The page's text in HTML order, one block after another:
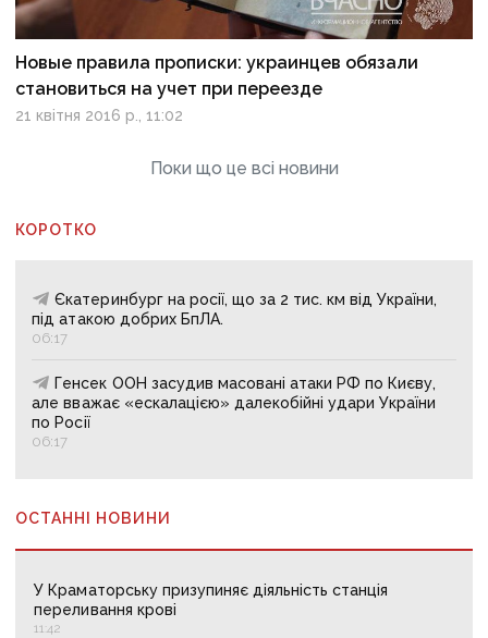
Новые правила прописки: украинцев обязали
становиться на учет при переезде
21 квітня 2016 р., 11:02
Поки що це всі новини
КОРОТКО
Єкатеринбург на росії, що за 2 тис. км від України,
під атакою добрих БпЛА.
06:17
Генсек ООН засудив масовані атаки РФ по Києву,
але вважає «ескалацією» далекобійні удари України
по Росії
06:17
ОСТАННІ НОВИНИ
У Краматорську призупиняє діяльність станція
переливання крові
11:42